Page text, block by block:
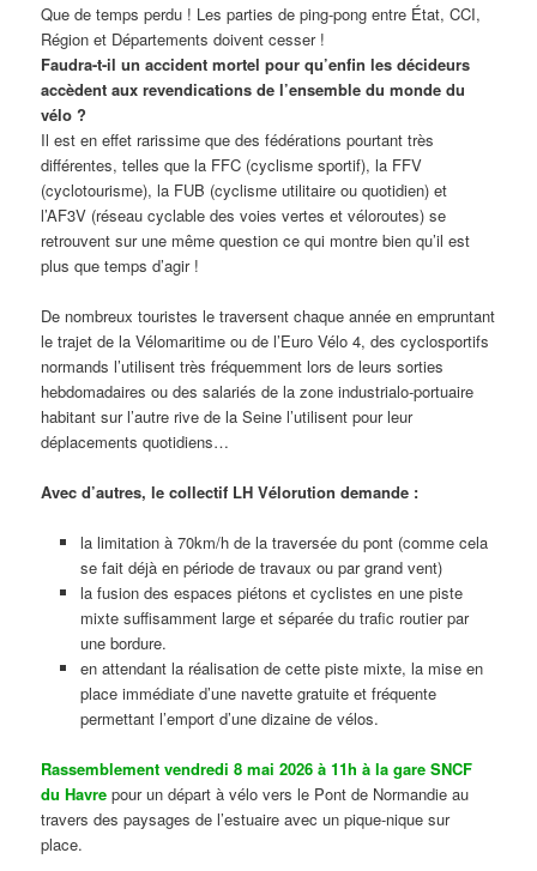
Que de temps perdu ! Les parties de ping-pong entre État, CCI,
Région et Départements doivent cesser !
Faudra-t-il un accident mortel pour qu’enfin les décideurs
accèdent aux revendications de l’ensemble du monde du
vélo ?
Il est en effet rarissime que des fédérations pourtant très
différentes, telles que la FFC (cyclisme sportif), la FFV
(cyclotourisme), la FUB (cyclisme utilitaire ou quotidien) et
l’AF3V (réseau cyclable des voies vertes et véloroutes) se
retrouvent sur une même question ce qui montre bien qu’il est
plus que temps d’agir !
De nombreux touristes le traversent chaque année en empruntant
le trajet de la Vélomaritime ou de l’Euro Vélo 4, des cyclosportifs
normands l’utilisent très fréquemment lors de leurs sorties
hebdomadaires ou des salariés de la zone industrialo-portuaire
habitant sur l’autre rive de la Seine l’utilisent pour leur
déplacements quotidiens…
Avec d’autres, le collectif LH Vélorution demande :
la limitation à 70km/h de la traversée du pont (comme cela
se fait déjà en période de travaux ou par grand vent)
la fusion des espaces piétons et cyclistes en une piste
mixte suffisamment large et séparée du trafic routier par
une bordure.
en attendant la réalisation de cette piste mixte, la mise en
place immédiate d’une navette gratuite et fréquente
permettant l’emport d’une dizaine de vélos.
Rassemblement vendredi 8 mai 2026 à 11h à la gare SNCF
du Havre pour un départ à vélo vers le Pont de Normandie au
travers des paysages de l’estuaire avec un pique-nique sur
place.